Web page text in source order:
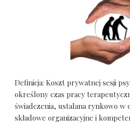
Definicja: Koszt prywatnej sesji
określony czas pracy
świadczenia, ustalana rynkowo w
składowe organizacyjne i